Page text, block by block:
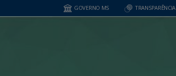
GOVERNO MS TRANSPARÊNCIA